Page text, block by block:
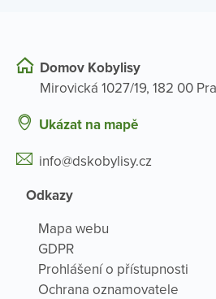
Domov Kobylisy
Mirovická 1027/19, 182 00
Ukázat na mapě
info@dskobylisy.cz
Odkazy
Mapa webu
GDPR
Prohlášení o přístupnosti
Ochrana oznamovatele